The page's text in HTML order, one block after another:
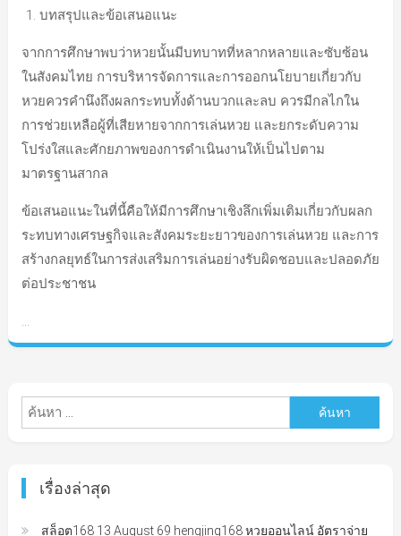
บทสรุปและข้อเสนอแนะ
จากการศึกษาพบว่าหวยนั้นมีบทบาทที่หลากหลายและซับซ้อน
ในสังคมไทย การบริหารจัดการและการออกนโยบายเกี่ยวกับ
หวยควรคำนึงถึงผลกระทบทั้งด้านบวกและลบ ควรมีกลไกใน
การช่วยเหลือผู้ที่เสียหายจากการเล่นหวย และยกระดับความ
โปร่งใสและศักยภาพของการดำเนินงานให้เป็นไปตาม
มาตรฐานสากล
ข้อเสนอแนะในที่นี้คือให้มีการศึกษาเชิงลึกเพิ่มเติมเกี่ยวกับผลก
ระทบทางเศรษฐกิจและสังคมระยะยาวของการเล่นหวย และการ
สร้างกลยุทธ์ในการส่งเสริมการเล่นอย่างรับผิดชอบและปลอดภัย
ต่อประชาชน
…
ค้นหา
สำหรับ:
เรื่องล่าสุด
สล็อต168 13 August 69 hengjing168 หวยออนไลน์ อัตราจ่าย